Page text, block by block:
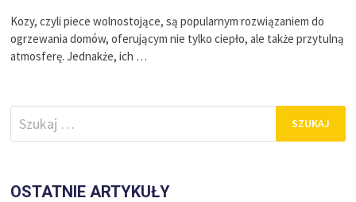
Kozy, czyli piece wolnostojące, są popularnym rozwiązaniem do
ogrzewania domów, oferującym nie tylko ciepło, ale także przytulną
atmosferę. Jednakże, ich …
Szukaj:
OSTATNIE ARTYKUŁY